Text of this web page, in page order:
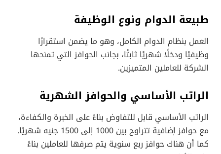
طبيعة الدوام ونوع الوظيفة
العمل بنظام الدوام الكامل، وهو ما يضمن استقرارًا
وظيفيًا ودخلًا شهريًا ثابتًا، بجانب الحوافز التي تمنحها
الشركة للعاملين المتميزين.
الراتب الأساسي والحوافز الشهرية
الراتب الأساسي قابل للتفاوض بناءً على الخبرة والكفاءة،
مع حوافز إضافية تتراوح بين 1000 إلى 1500 جنيه شهريًا.
كما أن هناك حوافز ربع سنوية يتم صرفها للعاملين بناءً